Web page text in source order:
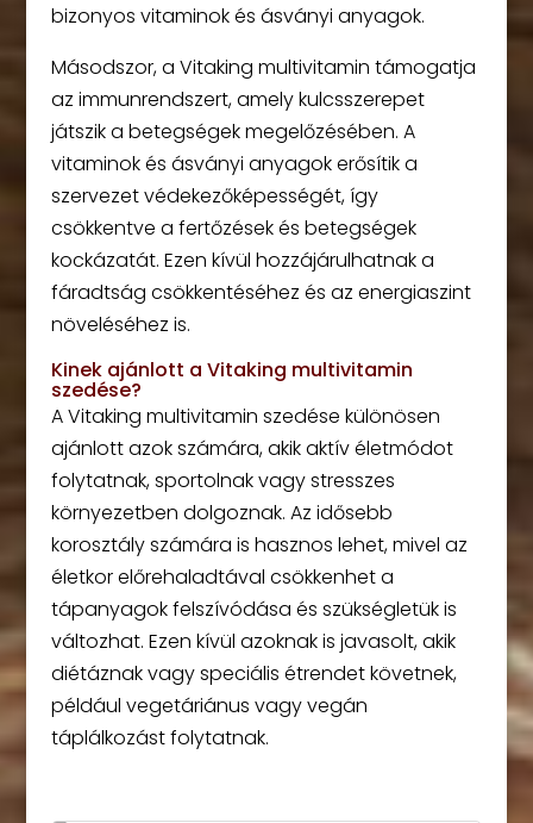
bizonyos vitaminok és ásványi anyagok.
Másodszor, a Vitaking multivitamin támogatja
az immunrendszert, amely kulcsszerepet
játszik a betegségek megelőzésében. A
vitaminok és ásványi anyagok erősítik a
szervezet védekezőképességét, így
csökkentve a fertőzések és betegségek
kockázatát. Ezen kívül hozzájárulhatnak a
fáradtság csökkentéséhez és az energiaszint
növeléséhez is.
Kinek ajánlott a Vitaking multivitamin
szedése?
A Vitaking multivitamin szedése különösen
ajánlott azok számára, akik aktív életmódot
folytatnak, sportolnak vagy stresszes
környezetben dolgoznak. Az idősebb
korosztály számára is hasznos lehet, mivel az
életkor előrehaladtával csökkenhet a
tápanyagok felszívódása és szükségletük is
változhat. Ezen kívül azoknak is javasolt, akik
diétáznak vagy speciális étrendet követnek,
például vegetáriánus vagy vegán
táplálkozást folytatnak.